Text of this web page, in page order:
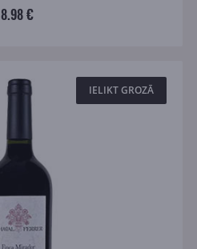
8.98 €
IELIKT GROZĀ